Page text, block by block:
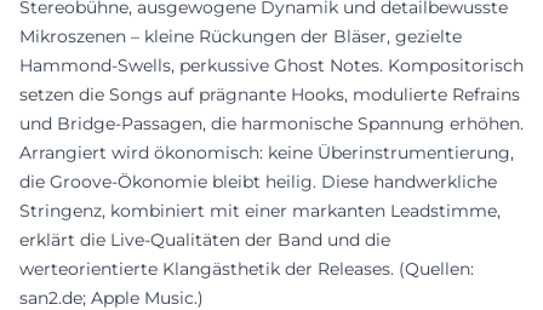
Stereobühne, ausgewogene Dynamik und detailbewusste
Mikroszenen – kleine Rückungen der Bläser, gezielte
Hammond-Swells, perkussive Ghost Notes. Kompositorisch
setzen die Songs auf prägnante Hooks, modulierte Refrains
und Bridge-Passagen, die harmonische Spannung erhöhen.
Arrangiert wird ökonomisch: keine Überinstrumentierung,
die Groove-Ökonomie bleibt heilig. Diese handwerkliche
Stringenz, kombiniert mit einer markanten Leadstimme,
erklärt die Live-Qualitäten der Band und die
werteorientierte Klangästhetik der Releases. (Quellen:
san2.de; Apple Music.)